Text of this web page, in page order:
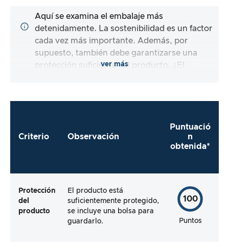
Aquí se examina el embalaje más
detenidamente. La sostenibilidad es un factor
cada vez más importante. Además, por
supuesto, también debe garantizarse una
protección suficiente del producto. ¿El
del producto?
ver más
Criterio Observación
Puntuació
n
obtenida*
Protección
del
producto
El producto está
suficientemente protegido,
se incluye una bolsa para
guardarlo.
100
Puntos